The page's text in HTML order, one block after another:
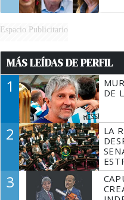
Espacio Publicitario
MÁS LEÍDAS DE PERFIL
1
DE
2
LA
3